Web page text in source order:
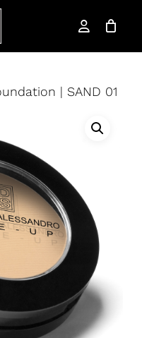
account
| SAND 01